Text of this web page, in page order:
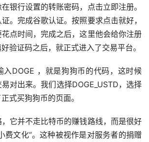
银行设置的转账密码，点击立即注册。
。完成谷歌认证。按照要求点击就好，
点时间，完成之后，这里他会给你注册
验证码之后，就正式进入了交易平台。
入DOGE ，就是狗狗币的代码，这时候
对出来。我们选择DOGE_USTD，选择
式买狗狗币的页面。
它并不走比特币的赚钱路线，而是很好
费文化”。这种被视作是对服务者的捐赠